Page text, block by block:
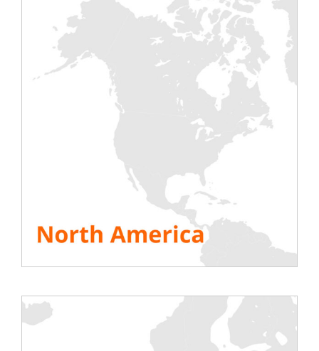
Poniżej przedstawiamy studium
przypadku i opinie klientów związane z
tymi dużymi projektami centrów
PRZECZYTAJ STUDIUM PRZYPADKU
Śledź Rentaload naLinkedIni odkrywaj
co tydzień: studia przypadków, referencje
klientów, zdjęcia projektów na miejscu,